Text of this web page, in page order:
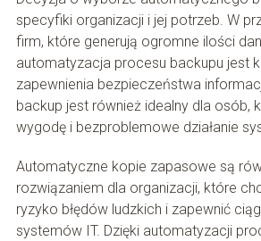
specyfiki organizacji i jej potrzeb. W
firm, które generują ogromne ilości
automatyzacja procesu backupu jest
zapewnienia bezpieczeństwa
backup jest również idealny dla osób,
wygodę i bezproblemowe działanie
Automatyczne kopie zapasowe są
rozwiązaniem dla organizacji, które
ryzyko błędów ludzkich i zapewnić
systemów IT. Dzięki automatyzacji